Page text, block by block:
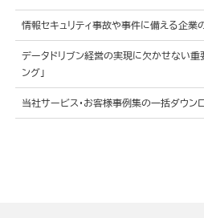
情報セキュリティ事故や事件に備える企業
データドリブン経営の実現に欠かせない重
ング」
当社サービス・お客様事例集の一括ダウン